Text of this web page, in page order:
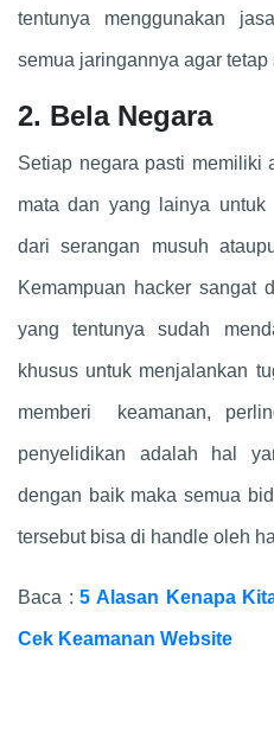
tentunya menggunakan
semua jaringannya agar tetap
2. Bela Negara
Setiap negara pasti memiliki
mata dan yang lainya untuk
dari serangan musuh
Kemampuan hacker sangat
yang tentunya sudah
khusus untuk menjalankan
memberi keamanan,
penyelidikan adalah hal
dengan baik maka semua
tersebut bisa di handle oleh
Baca : 5 Alasan Kenapa
Cek Keamanan Website